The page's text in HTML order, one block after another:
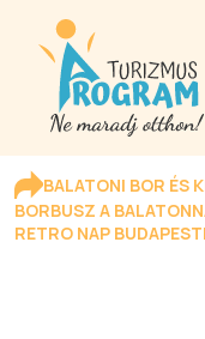
BALATONI BOR ÉS
BORBUSZ A
RETRO NAP